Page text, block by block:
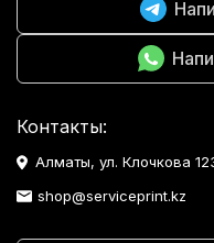
Контакты:
Алматы, ул. Клочкова
shop@serviceprint.kz